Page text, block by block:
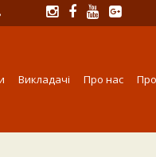
Викладачі Про нас